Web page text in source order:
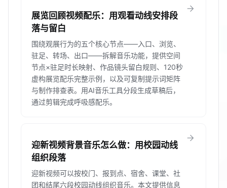
展览回顾视频配乐：用观看动线安排段
落与留白
围绕观展行为的五个核心节点——入口、浏览、
驻足、转场、出口——拆解音乐功能，提供空间
节点×驻足时长映射、作品镜头留白规则、120秒
虚构展览配乐完整示例，以及可复制提示词矩阵
与制作排查表。用AI音乐工具分段生成草稿后，
通过剪辑完成呼吸感配乐。
arrow_forward
迎新视频背景音乐怎么做：用校园动线
组织段落
迎新视频可以按校门、报到点、宿舍、课堂、社
团和结尾六段校园动线组织音乐。本文提供信息
arrow_forward